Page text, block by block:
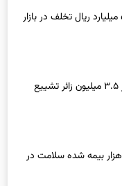
تشدید نظارت بر بازار و ثبت ۵۱۷ میلیارد ریال تخلف در بازار
خراسان شمالی آماده میزبانی از ۳.۵ میلیون زائر تشییع
اجرای طرح نظام ارجاع برای ۱۰۰ هزار بیمه شده سلامت در